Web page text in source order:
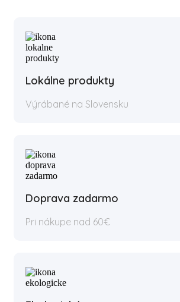
Lokálne produkty
Výrábané na Slovensku
Doprava zadarmo
Pri nákupe nad 60€